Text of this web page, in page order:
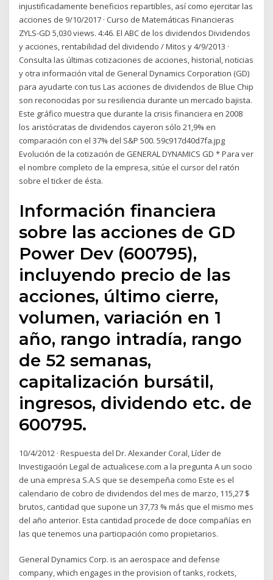
injustificadamente beneficios repartibles, así como ejercitar las
acciones de 9/10/2017 · Curso de Matemáticas Financieras
ZYLS-GD 5,030 views. 4:46. El ABC de los dividendos Dividendos
y acciones, rentabilidad del dividendo / Mitos y 4/9/2013 ·
Consulta las últimas cotizaciones de acciones, historial, noticias
y otra información vital de General Dynamics Corporation (GD)
para ayudarte con tus Las acciones de dividendos de Blue Chip
son reconocidas por su resiliencia durante un mercado bajista.
Este gráfico muestra que durante la crisis financiera en 2008
los aristócratas de dividendos cayeron sólo 21,9% en
comparación con el 37% del S&P 500. 59c917d40d7fa.jpg
Evolución de la cotización de GENERAL DYNAMICS GD * Para ver
el nombre completo de la empresa, sitúe el cursor del ratón
sobre el ticker de ésta.
Información financiera
sobre las acciones de GD
Power Dev (600795),
incluyendo precio de las
acciones, último cierre,
volumen, variación en 1
año, rango intradía, rango
de 52 semanas,
capitalización bursátil,
ingresos, dividendo etc. de
600795.
10/4/2012 · Respuesta del Dr. Alexander Coral, Líder de
Investigación Legal de actualicese.com a la pregunta A un socio
de una empresa S.A.S que se desempeña como Este es el
calendario de cobro de dividendos del mes de marzo, 115,27 $
brutos, cantidad que supone un 37,73 % más que el mismo mes
del año anterior. Esta cantidad procede de doce compañías en
las que tenemos una participación como propietarios.
General Dynamics Corp. is an aerospace and defense
company, which engages in the provision of tanks, rockets,